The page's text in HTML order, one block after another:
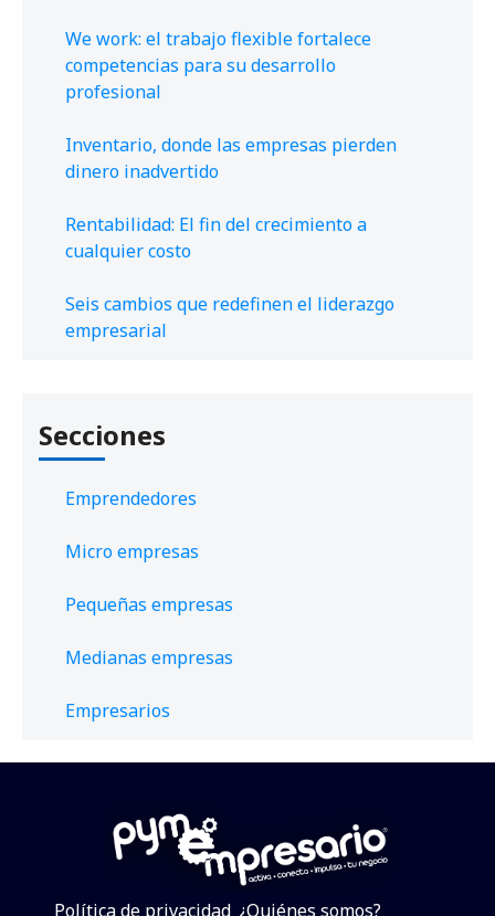
We work: el trabajo flexible fortalece
competencias para su desarrollo
profesional
Inventario, donde las empresas pierden
dinero inadvertido
Rentabilidad: El fin del crecimiento a
cualquier costo
Seis cambios que redefinen el liderazgo
empresarial
Secciones
Emprendedores
Micro empresas
Pequeñas empresas
Medianas empresas
Empresarios
Política de privacidad ¿Quiénes somos?